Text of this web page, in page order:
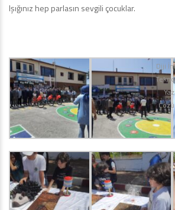
Işığınız hep parlasın sevgili çocuklar.
Diji